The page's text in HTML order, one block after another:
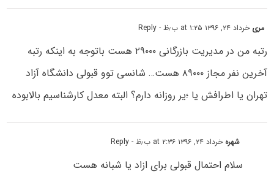
مری خرداد ۲۴, ۱۳۹۶ at ۱:۲۵ ب٫ظ - Reply
رتبه من در مدیریت بازرگانی ۲۹۰۰۰ هست باتوجه به اینکه رتبه
آخرین نفر مجاز ۸۹۰۰۰ هست… شانسی توو قبولی دانشگاه آزاد
تهران یا اطرافش یا ؛یر روزانه دارم؟ البته معدل کارشناسیم بالابوده
شهره خرداد ۲۴, ۱۳۹۶ at ۲:۳۶ ب٫ظ - Reply
سلام احتمال قبولی برای ازاد یا شبانه هست